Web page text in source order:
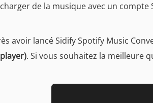
de la musique avec un compte
avoir lancé Sidify Spotify Music
. Si vous souhaitez la meilleure